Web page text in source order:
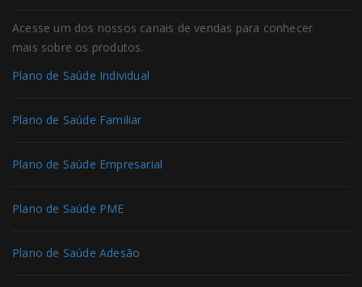
Acesse um dos nossos canais de vendas para conhecer
mais sobre os produtos.
Plano de Saúde Individual
Plano de Saúde Familiar
Plano de Saúde Empresarial
Plano de Saúde PME
Plano de Saúde Adesão